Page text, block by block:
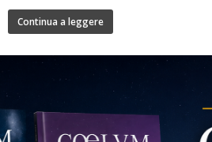
Continua a leggere